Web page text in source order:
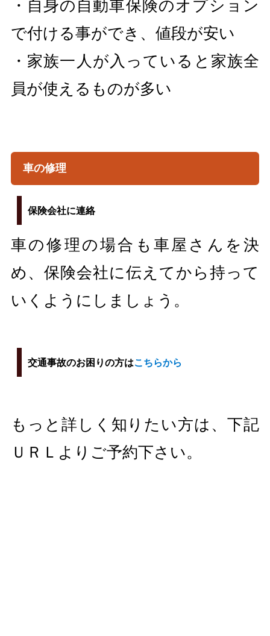
・自身の自動車保険のオプション
で付ける事ができ、値段が安い
・家族一人が入っていると家族全
員が使えるものが多い
車の修理
保険会社に連絡
車の修理の場合も車屋さんを決
め、保険会社に伝えてから持って
いくようにしましょう。
交通事故のお困りの方はこちらから
もっと詳しく知りたい方は、下記
ＵＲＬよりご予約下さい。